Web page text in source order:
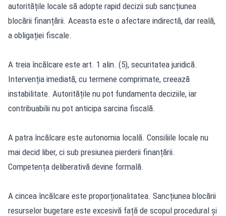
autoritățile locale să adopte rapid decizii sub sancțiunea
blocării finanțării. Aceasta este o afectare indirectă, dar reală,
a obligației fiscale.
A treia încălcare este art. 1 alin. (5), securitatea juridică.
Intervenția imediată, cu termene comprimate, creează
instabilitate. Autoritățile nu pot fundamenta deciziile, iar
contribuabilii nu pot anticipa sarcina fiscală.
A patra încălcare este autonomia locală. Consiliile locale nu
mai decid liber, ci sub presiunea pierderii finanțării.
Competența deliberativă devine formală.
A cincea încălcare este proporționalitatea. Sancțiunea blocării
resurselor bugetare este excesivă față de scopul procedural și